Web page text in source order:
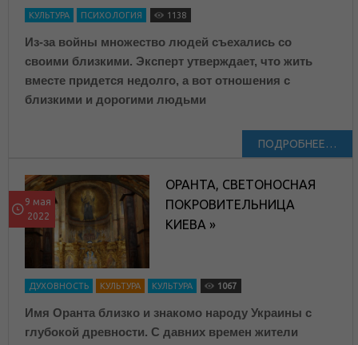
КУЛЬТУРА ПСИХОЛОГИЯ 1138
Из-за войны множество людей съехались со
своими близкими. Эксперт утверждает, что жить
вместе придется недолго, а вот отношения с
близкими и дорогими людьми
ПОДРОБНЕЕ…
9 мая
2022
ОРАНТА, СВЕТОНОСНАЯ
ПОКРОВИТЕЛЬНИЦА
КИЕВА »
ДУХОВНОСТЬ КУЛЬТУРА КУЛЬТУРА 1067
Имя Оранта близко и знакомо народу Украины с
глубокой древности. С давних времен жители